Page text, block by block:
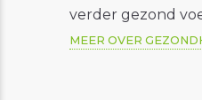
verder gezond
MEER OVER